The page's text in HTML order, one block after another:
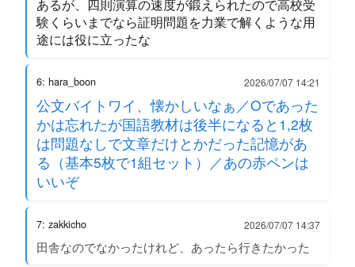
あるが、四則演算の速度が鍛えられたので高校受
験くらいまでなら証明問題を力業で解くような用
途には役に立ったな
6: hara_boon 2026/07/07 14:21
公文バイトワイ、懐かしいなぁ／Oであった
かは忘れたが国語教材は後半になると1,2枚
は問題なしで文章だけとかだった記憶があ
る（基本5枚で1組セット）／あの赤ペンは
いいぞ
7: zakkicho 2026/07/07 14:37
田舎なのでなかったけれど、あったら行きたかった